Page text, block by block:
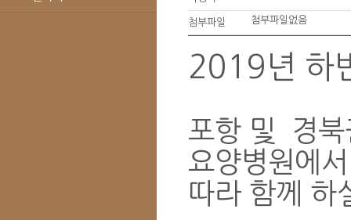
첨부파일 첨부파일없음
2019년 하
포항 및 경북
요양병원에
따라 함께 하